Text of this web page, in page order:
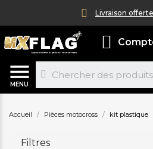
Livraison
MENU
Accueil Pièces motocross kit plastique
Filtres